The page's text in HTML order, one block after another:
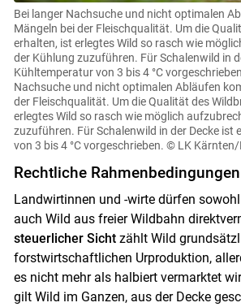
Bei langer Nachsuche und nicht optimalen
Mängeln bei der Fleischqualität. Um die
erhalten, ist erlegtes Wild so rasch wie
der Kühlung zuzuführen. Für Schalenwild in
Kühltemperatur von 3 bis 4 °C
Nachsuche und nicht optimalen Abläufen
der Fleischqualität. Um die Qualität des
erlegtes Wild so rasch wie möglich
zuzuführen. Für Schalenwild in der Decke ist
von 3 bis 4 °C vorgeschrieben. © LK Kärnten/
Rechtliche Rahmenbedingungen
Landwirtinnen und -wirte dürfen
auch Wild aus freier Wildbahn
steuerlicher Sicht zählt Wild
forstwirtschaftlichen Urproduktion,
es nicht mehr als halbiert vermarktet
gilt Wild im Ganzen, aus der Decke